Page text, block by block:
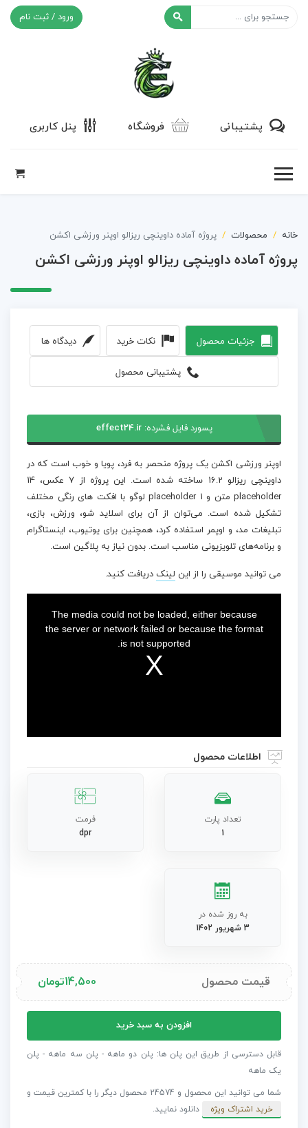
ورود / ثبت نام
پشتیبانی فروشگاه پنل کاربری
خانه محصولات پروژه آماده داوینچی ریزالو اوپنر ورزشی اکشن
پروژه آماده داوینچی ریزالو اوپنر ورزشی اکشن
جزئیات محصول نکات خرید دیدگاه ها
پشتیبانی محصول
پسورد فایل فشرده:effect24.ir
اوپنر ورزشی اکشن یک پروژه منحصر به فرد، پویا و خوب است که در
داوینچی ریزالو 16.2 ساخته شده است. این پروژه از 7 عکس، 14
placeholder متن و 1 placeholder لوگو با افکت های رنگی مختلف
تشکیل شده است. می‌توان از آن برای اسلاید شو، ورزش، بازی،
تبلیغات مد، و اوپمر استفاده کرد، همچنین برای یوتیوب، اینستاگرام
و برنامه‌های تلویزیونی مناسب است. بدون نیاز به پلاگین است.
می توانید موسیقی را از این لینک دریافت کنید.
The media could not be loaded, either because
the server or network failed or because the format
is not supported.
اطلاعات محصول
تعداد پارت
1
فرمت
dpr
به روز شده در
3 شهریور 1402
قیمت محصول 14,500تومان
داوینچی
ریزالو
ورزشی
اکشن
افزودن به سبد خرید
قابل دسترسی از طریق این پلن ها: پلن دو ماهه - پلن سه ماهه - پلن
یک ماهه
شما می توانید این محصول و 24574 محصول دیگر را با کمترین قیمت و
خرید اشتراک ویژه
دانلود نمایید.